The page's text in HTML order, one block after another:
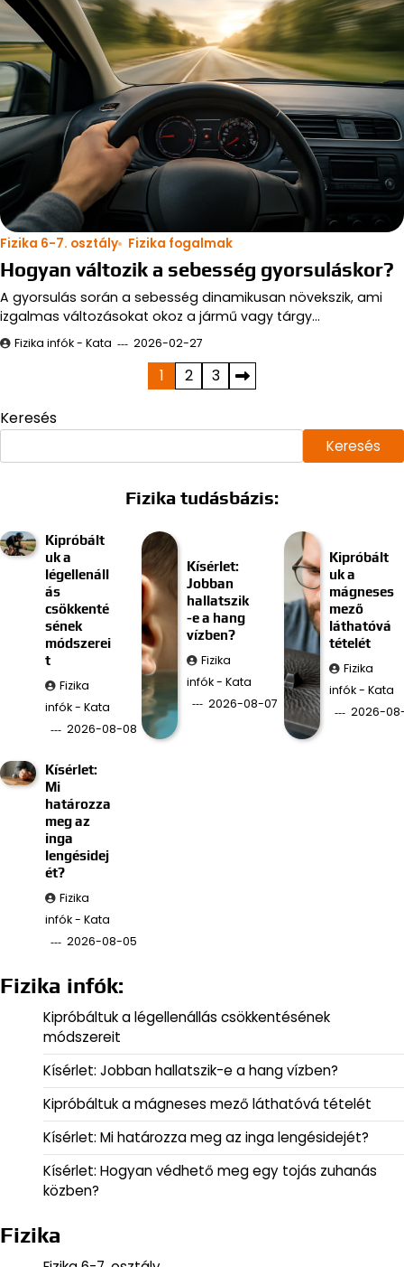
Fizika 6-7. osztály Fizika fogalmak
Hogyan változik a sebesség gyorsuláskor?
A gyorsulás során a sebesség dinamikusan növekszik, ami
izgalmas változásokat okoz a jármű vagy tárgy…
Fizika infók - Kata 2026-02-27
lapozása
1 2 3
Keresés
Keresés
Fizika tudásbázis:
Kipróbált
uk a
légellenáll
ás
csökkenté
sének
módszerei
t
Fizika
infók - Kata
2026-08-08
Kísérlet:
Jobban
hallatszik
-e a hang
vízben?
Fizika
infók - Kata
2026-08-07
Kipróbált
uk a
mágneses
mező
láthatóvá
tételét
Fizika
infók - Kata
2026-
Kísérlet:
Mi
határozza
meg az
inga
lengésidej
ét?
Fizika
infók - Kata
2026-08-05
Fizika infók:
Kipróbáltuk a légellenállás csökkentésének
módszereit
Kísérlet: Jobban hallatszik-e a hang vízben?
Kipróbáltuk a mágneses mező láthatóvá tételét
Kísérlet: Mi határozza meg az inga lengésidejét?
Kísérlet: Hogyan védhető meg egy tojás zuhanás
közben?
Fizika